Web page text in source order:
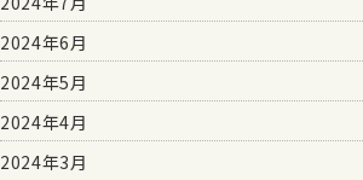
2024年6月
2024年5月
2024年4月
2024年3月